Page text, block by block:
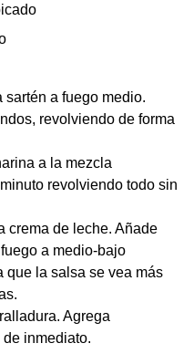
sartén a fuego medio.
revolviendo de forma
a la mezcla
revolviendo todo sin
crema de leche. Añade
a medio-bajo
que la salsa se vea más
Agrega
inmediato.